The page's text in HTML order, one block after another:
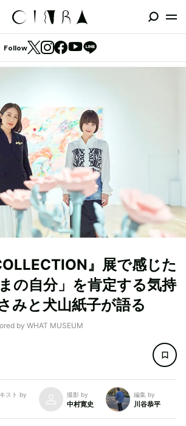
Follow
』展で感じた
の自分」を肯定する気持
みと犬山紙子が語る
by WHAT MUSEUM
スト by 撮影 by
中村寛史
編集 by
川谷恭平